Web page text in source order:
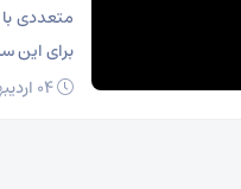
متعددی
برای این